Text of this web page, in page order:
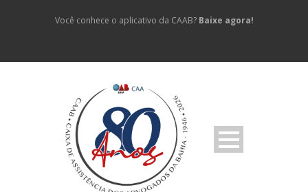
Você conhece o aplicativo da CAAB? Baixe agora!